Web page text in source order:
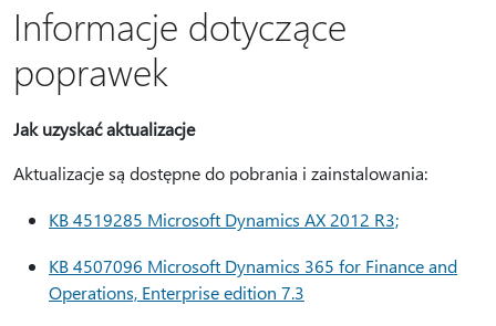
Informacje dotyczące
poprawek
Jak uzyskać aktualizacje
Aktualizacje są dostępne do pobrania i zainstalowania:
KB 4519285 Microsoft Dynamics AX 2012 R3;
KB 4507096 Microsoft Dynamics 365 for Finance and
Operations, Enterprise edition 7.3